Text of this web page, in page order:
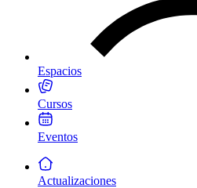
Espacios
Cursos
Eventos
Actualizaciones